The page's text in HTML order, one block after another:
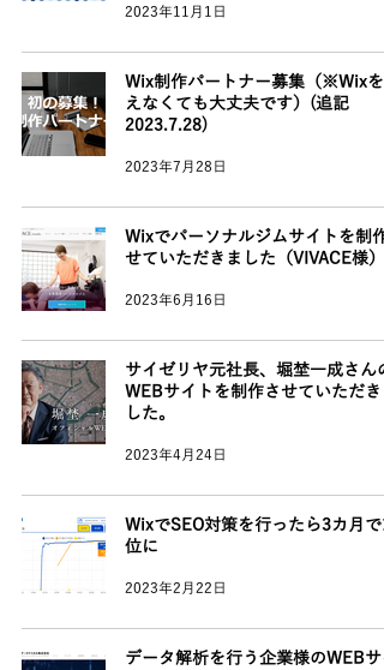
2023年11月1日
Wix制作パートナー募集（※Wixを
えなくても大丈夫です）(追記
2023.7.28)
2023年7月28日
Wixでパーソナルジムサイトを制作
せていただきました（VIVACE様）
2023年6月16日
サイゼリヤ元社長、堀埜一成さんの
WEBサイトを制作させていただき
した。
2023年4月24日
WixでSEO対策を行ったら3カ月で1
位に
2023年2月22日
データ解析を行う企業様のWEBサ